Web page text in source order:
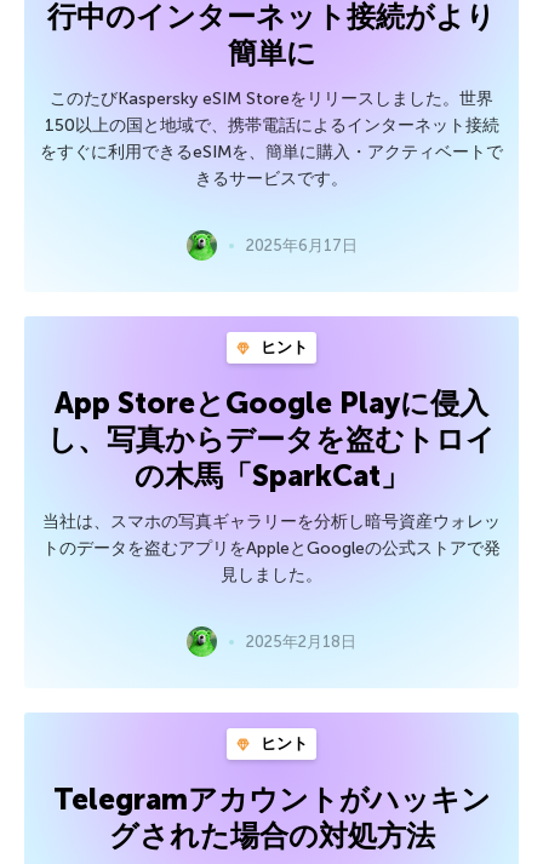
行中のインターネット接続がより
簡単に
このたびKaspersky eSIM Storeをリリースしました。世界
150以上の国と地域で、携帯電話によるインターネット接続
をすぐに利用できるeSIMを、簡単に購入・アクティベートで
きるサービスです。
2025年6月17日
ヒント
App StoreとGoogle Playに侵入
し、写真からデータを盗むトロイ
の木馬「SparkCat」
当社は、スマホの写真ギャラリーを分析し暗号資産ウォレッ
トのデータを盗むアプリをAppleとGoogleの公式ストアで発
見しました。
2025年2月18日
ヒント
Telegramアカウントがハッキン
グされた場合の対処方法